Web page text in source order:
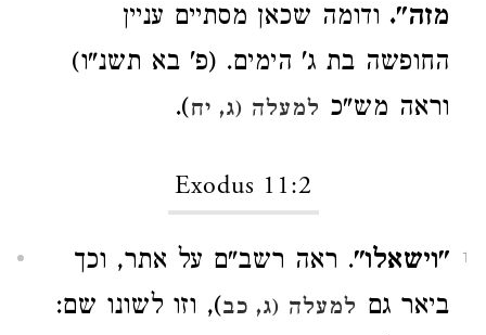
מזה". ודומה שכאן מסתיים עניין
החופשה בת ג' הימים. (פ' בא תשנ"ו)
וראה מש"כ למעלה (ג, יח).
Exodus 11:2
1 "וישאלו". ראה רשב"ם על אתר, וכך
ביאר גם למעלה (ג, כב), וזו לשונו שם: